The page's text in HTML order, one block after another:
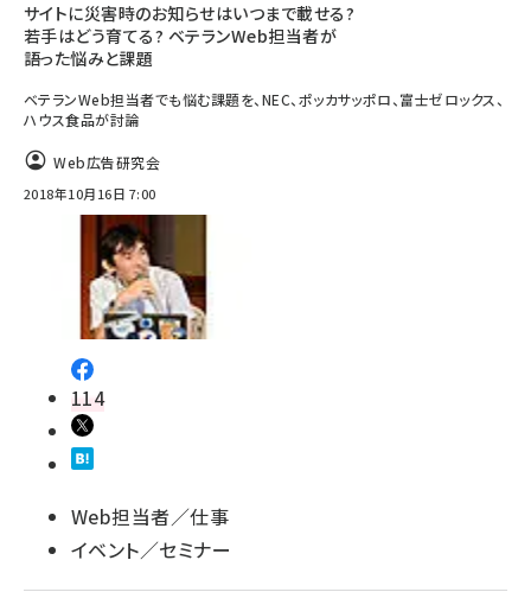
サイトに災害時のお知らせはいつまで載せる?
若手はどう育てる? ベテランWeb担当者が
語った悩みと課題
ベテランWeb担当者でも悩む課題を、NEC、ポッカサッポロ、富士ゼロックス、
ハウス食品が討論
Web広告研究会
2018年10月16日 7:00
114
Web担当者／仕事
イベント／セミナー